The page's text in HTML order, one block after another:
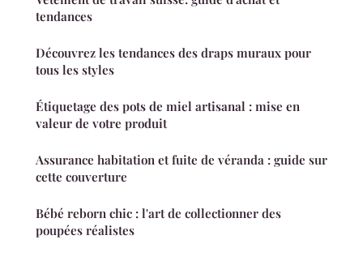
tendances
Découvrez les tendances des draps muraux pour
tous les styles
Étiquetage des pots de miel artisanal : mise en
valeur de votre produit
Assurance habitation et fuite de véranda : guide sur
cette couverture
Bébé reborn chic : l'art de collectionner des
poupées réalistes